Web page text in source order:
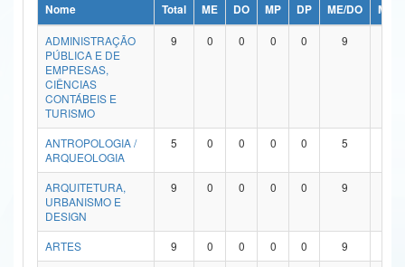
Ministério da Ciência, Tecnologia, Inovações e Comunicações
Ministério do Meio Ambiente
Ministério do Turismo
Ministério do Desenvolvimento Regional
Controladoria-Geral da União
Ministério da Mulher, da Família e dos Direitos Humanos
Nome Total ME DO MP DP ME/DO
MP/
ADMINISTRAÇÃO
PÚBLICA E DE
EMPRESAS,
CIÊNCIAS
CONTÁBEIS E
TURISMO
9 0 0 0 0 9
ANTROPOLOGIA /
ARQUEOLOGIA
5 0 0 0 0 5
ARQUITETURA,
URBANISMO E
DESIGN
9 0 0 0 0 9
ARTES 9 0 0 0 0 9